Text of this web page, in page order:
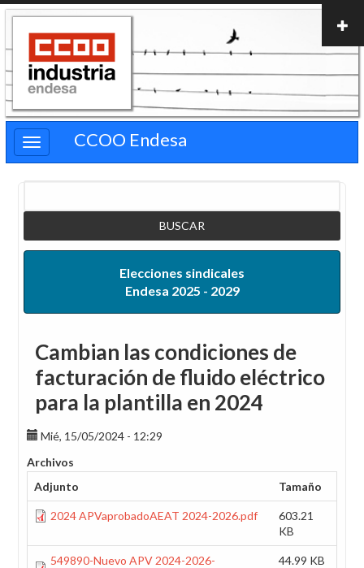
Pasar
contenido
principal
CCOO Endesa
Elecciones sindicales
Endesa 2025 - 2029
Cambian las condiciones de
facturación de fluido eléctrico
para la plantilla en 2024
Mié, 15/05/2024 - 12:29
Archivos
Adjunto
Tamaño
2024 APVaprobadoAEAT 2024-2026.pdf
603.21
KB
549890-Nuevo APV 2024-2026-
44.99 KB